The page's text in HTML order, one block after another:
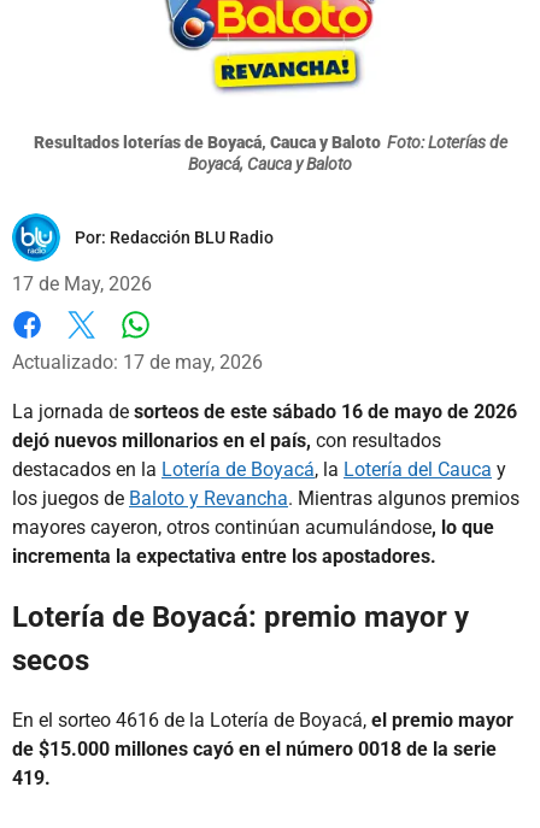
Resultados loterías de Boyacá, Cauca y Baloto Foto: Loterías de
Boyacá, Cauca y Baloto
Por: Redacción BLU Radio
17 de May, 2026
Facebook
X
Actualizado: 17 de may, 2026
La jornada de sorteos de este sábado 16 de mayo de 2026
dejó nuevos millonarios en el país, con resultados
destacados en la Lotería de Boyacá, la Lotería del Cauca y
los juegos de Baloto y Revancha. Mientras algunos premios
mayores cayeron, otros continúan acumulándose, lo que
incrementa la expectativa entre los apostadores.
Lotería de Boyacá: premio mayor y
secos
En el sorteo 4616 de la Lotería de Boyacá, el premio mayor
de $15.000 millones cayó en el número 0018 de la serie
419.